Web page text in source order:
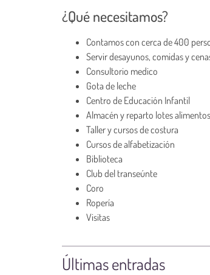
¿Qué necesitamos?
Contamos con cerca de 400
Servir desayunos, comidas y
Consultorio medico
Gota de leche
Centro de Educación Infantil
Almacén y reparto lotes alimentos
Taller y cursos de costura
Cursos de alfabetización
Biblioteca
Club del transeúnte
Coro
Ropería
Visitas
Últimas entradas